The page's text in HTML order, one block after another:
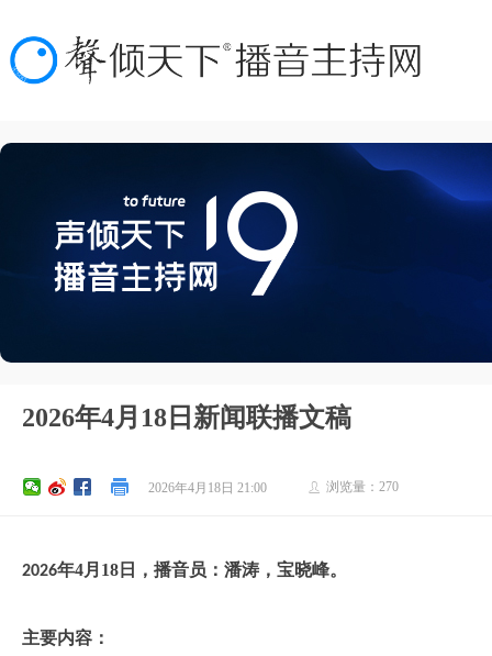
2026年4月18日新闻联播文稿
2026年4月18日 21:00 ꄑ 浏览量： 270
2026年4月 18 日，播音员： 潘涛 ，宝晓峰。
主要内容：